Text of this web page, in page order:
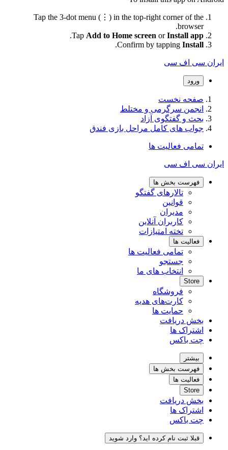
Tap the 3-dot menu (⋮) in the top-right corner of the
browser.
TapAdd to Home screenorInstall app
.
Confirm by tappingInstall
.
سی اف سی
ورود
صفحه نخست
انجمن سرگرمی و مختلط
بحث و گفتگوی آزاد
جواب های کامل مراحل بازی فندق
تمامی فعالیت ها
سی اف سی
فهرست بخش ها
تالارهای گفتگو
قوانین
مدیران
کاربران آنلاین
تخته امتیازات
فعالیت ها
تمامی فعالیت ها
جستجو
انتخاب های ما
Store
فروشگاه
کارت‌های هدیه
حمایت ها
بخش دریافت
اشتراک ها
چت باکس
بیشتر
فهرست بخش ها
فعالیت ها
Store
بخش دریافت
اشتراک ها
چت باکس
قبلا ثبت نام کرده اید؟ وارد شوید